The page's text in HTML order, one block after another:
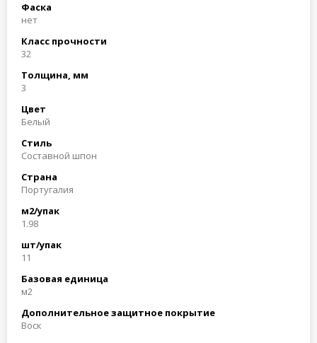
Фаска
нет
Класс прочности
32
Толщина, мм
3
Цвет
Белый
Стиль
Составной шпон
Страна
Португалия
м2/упак
1.98
шт/упак
11
Базовая единица
м2
Дополнительное защитное покрытие
Воск